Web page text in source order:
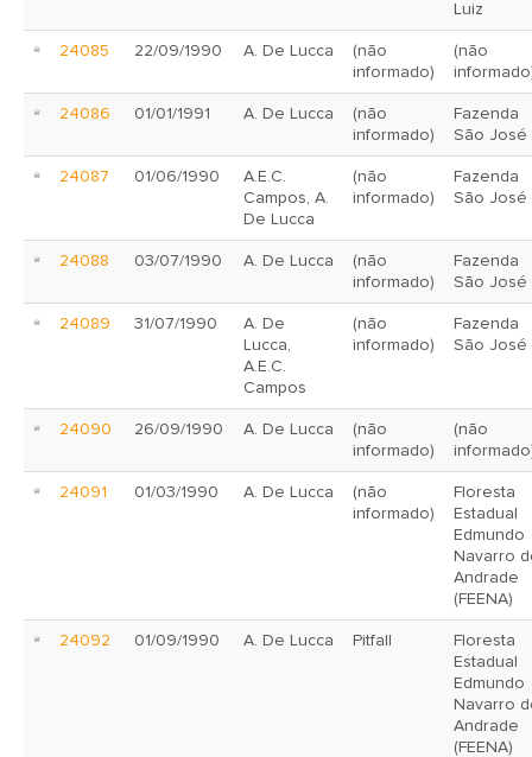
Luiz
24085 22/09/1990 A. De Lucca
(não
informado)
(não
24086 01/01/1991 A. De Lucca
(não
informado)
Fazenda
São José
24087 01/06/1990
A.E.C.
Campos, A.
De Lucca
(não
informado)
Fazenda
São José
24088 03/07/1990 A. De Lucca
(não
informado)
Fazenda
São José
24089 31/07/1990
A. De
Lucca,
A.E.C.
Campos
(não
informado)
Fazenda
São José
24090 26/09/1990 A. De Lucca
(não
informado)
(não
24091 01/03/1990 A. De Lucca
(não
informado)
Floresta
Estadual
Edmundo
Navarro
Andrade
(FEENA)
24092 01/09/1990 A. De Lucca Pitfall
Floresta
Estadual
Edmundo
Navarro
Andrade
(FEENA)